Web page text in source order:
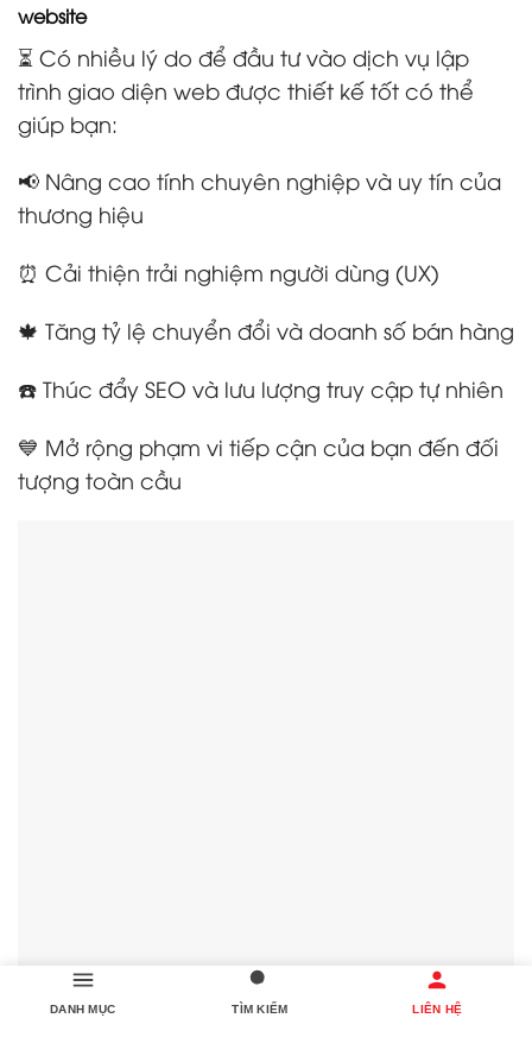
website
⏳ Có nhiều lý do để đầu tư vào dịch vụ lập
trình giao diện web được thiết kế tốt có thể
giúp bạn:
📢 Nâng cao tính chuyên nghiệp và uy tín của
thương hiệu
⏰ Cải thiện trải nghiệm người dùng (UX)
🍁 Tăng tỷ lệ chuyển đổi và doanh số bán hàng
☎️ Thúc đẩy SEO và lưu lượng truy cập tự nhiên
💙 Mở rộng phạm vi tiếp cận của bạn đến đối
tượng toàn cầu
DANH MỤC TÌM KIẾM LIÊN HỆ